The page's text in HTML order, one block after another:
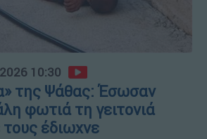
10:30
της Ψάθας: Έσωσαν
φωτιά τη γειτονιά
έδιωχνε